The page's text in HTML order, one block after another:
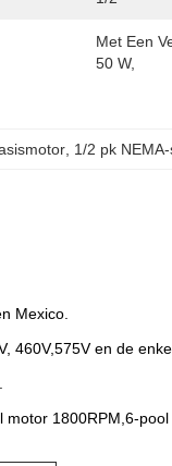
Met Een
50 W,
1/2 pk
Mexico.
460V,575V en de
1800RPM,6-pool